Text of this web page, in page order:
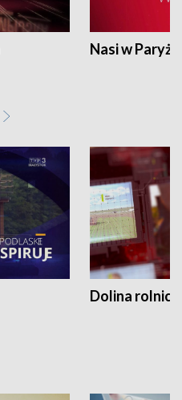
Nasi w Paryżu
Dolina